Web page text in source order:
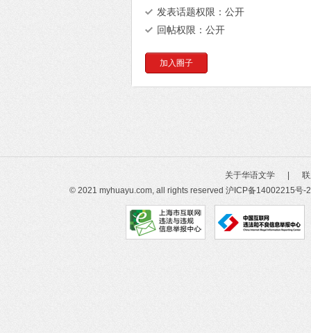
发表话题权限：公开
回帖权限：公开
加入圈子
关于华语文学
© 2021 myhuayu.com, all rights reserved 沪ICP备14002215号-2